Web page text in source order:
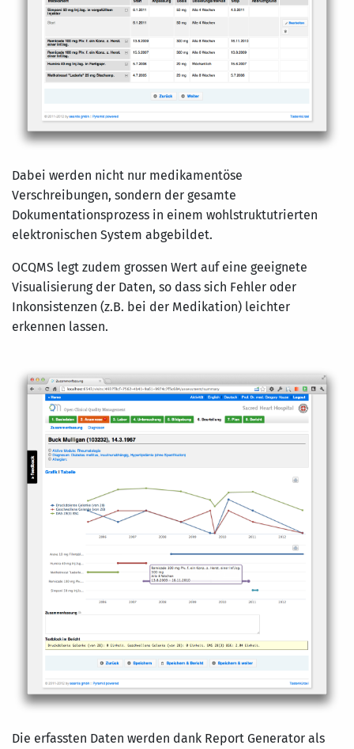
Dabei werden nicht nur medikamentöse
Verschreibungen, sondern der gesamte
Dokumentationsprozess in einem wohlstruktutrierten
elektronischen System abgebildet.
OCQMS legt zudem grossen Wert auf eine geeignete
Visualisierung der Daten, so dass sich Fehler oder
Inkonsistenzen (z.B. bei der Medikation) leichter
erkennen lassen.
Die erfassten Daten werden dank Report Generator als